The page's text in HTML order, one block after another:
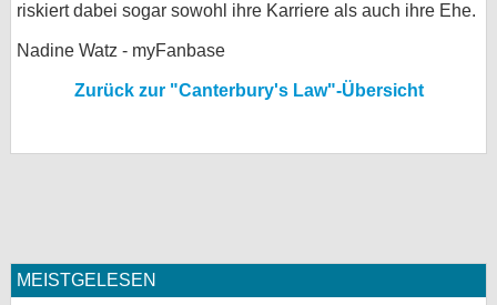
riskiert dabei sogar sowohl ihre Karriere als auch ihre Ehe.
Nadine Watz - myFanbase
Zurück zur "Canterbury's Law"-Übersicht
MEISTGELESEN
Nutzungsbedingungen